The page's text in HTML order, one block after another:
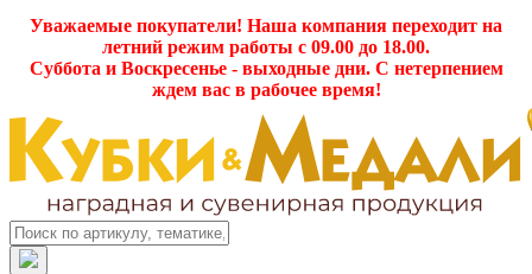
Уважаемые покупатели! Наша компания переходит на
летний режим работы с 09.00 до 18.00.
Суббота и Воскресенье - выходные дни. С нетерпением
ждем вас в рабочее время!